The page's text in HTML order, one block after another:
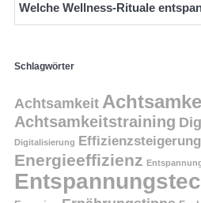
Welche Wellness-Rituale
Schlagwörter
Achtsamkeit
Achtsamkeitstraining
Digitalisierung Effizienzsteigerung
Energieeffizienz